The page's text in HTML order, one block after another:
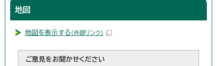
地図
地図を表示する （外部リンク）
ご意見をお聞かせください